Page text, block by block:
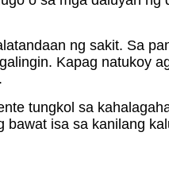
ng sakit. Sa
Kapag natukoy
tungkol sa
bawat isa sa kanilang